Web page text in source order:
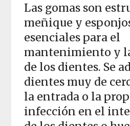
Las gomas son
meñique y
esenciales para el
mantenimiento y
de los dientes. Se
dientes muy de
la entrada o la
infección en el